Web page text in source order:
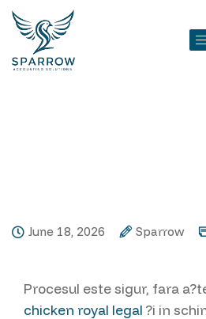
June 18, 2026 Sparrow
Procesul este sigur, fara
chicken royal legal ?i in